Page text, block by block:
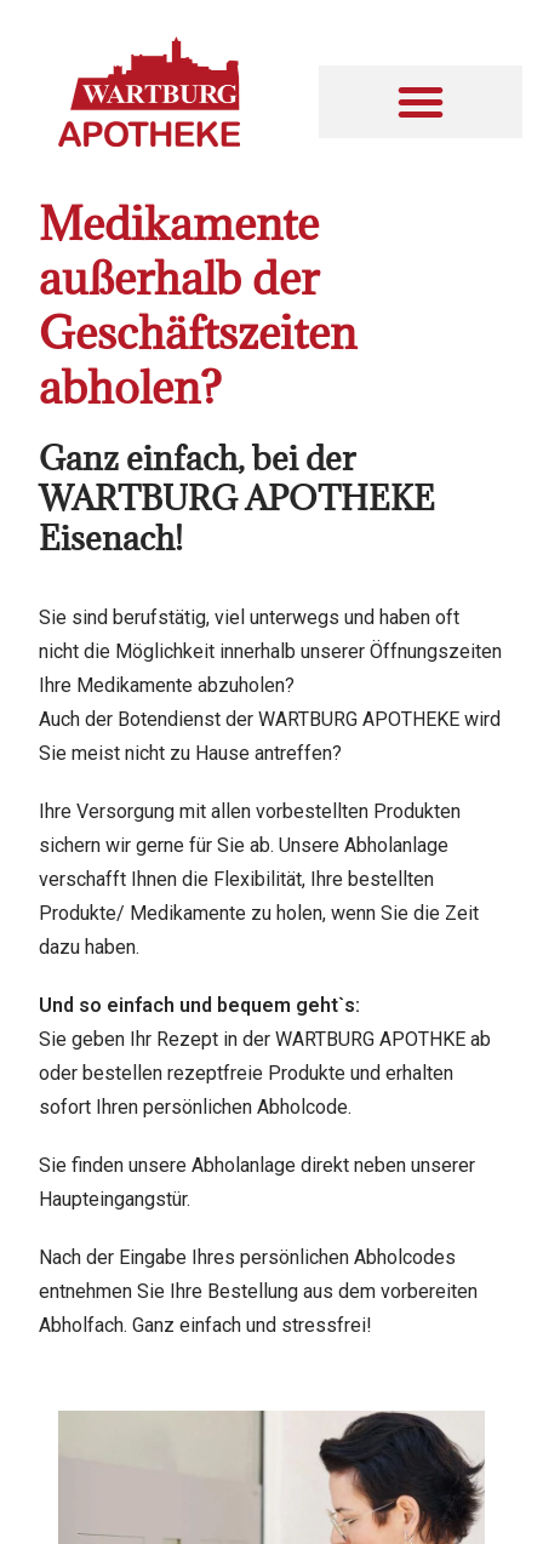
Medikamente
außerhalb der
Geschäftszeiten
abholen?
Ganz einfach, bei der
WARTBURG APOTHEKE
Eisenach!
Sie sind berufstätig, viel unterwegs und haben oft
nicht die Möglichkeit innerhalb unserer Öffnungszeiten
Ihre Medikamente abzuholen?
Auch der Botendienst der WARTBURG APOTHEKE wird
Sie meist nicht zu Hause antreffen?
Ihre Versorgung mit allen vorbestellten Produkten
sichern wir gerne für Sie ab. Unsere Abholanlage
verschafft Ihnen die Flexibilität, Ihre bestellten
Produkte/ Medikamente zu holen, wenn Sie die Zeit
dazu haben.
Und so einfach und bequem geht`s:
Sie geben Ihr Rezept in der WARTBURG APOTHKE ab
oder bestellen rezeptfreie Produkte und erhalten
sofort Ihren persönlichen Abholcode.
Sie finden unsere Abholanlage direkt neben unserer
Haupteingangstür.
Nach der Eingabe Ihres persönlichen Abholcodes
entnehmen Sie Ihre Bestellung aus dem vorbereiten
Abholfach. Ganz einfach und stressfrei!